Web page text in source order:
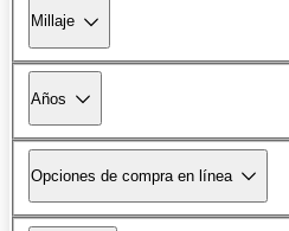
Millaje
Años
Opciones de compra en línea